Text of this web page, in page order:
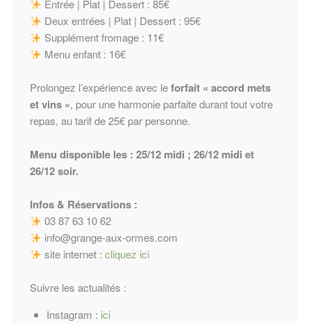
Entrée | Plat | Dessert : 85€
Deux entrées | Plat | Dessert : 95€
Supplément fromage : 11€
Menu enfant : 16€
Prolongez l’expérience avec leforfait « accord mets
et vins », pour une harmonie parfaite durant tout votre
repas, au tarif de 25€ par personne.
Menu disponible les : 25/12 midi ; 26/12 midi et
26/12 soir.
Infos & Réservations :
03 87 63 10 62
info@grange-aux-ormes.com
site internet :cliquez ici
Suivre les actualités :
Instagram : ici